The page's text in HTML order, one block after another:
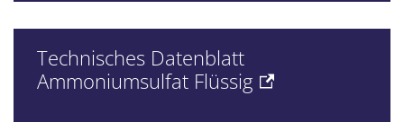
Technisches Datenblatt
Ammoniumsulfat Flüssig